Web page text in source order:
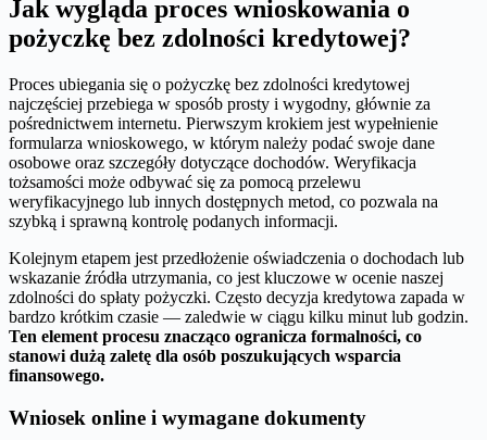
Jak wygląda proces wnioskowania o
pożyczkę bez zdolności kredytowej?
Proces ubiegania się o pożyczkę bez zdolności kredytowej
najczęściej przebiega w sposób prosty i wygodny, głównie za
pośrednictwem internetu. Pierwszym krokiem jest wypełnienie
formularza wnioskowego, w którym należy podać swoje dane
osobowe oraz szczegóły dotyczące dochodów. Weryfikacja
tożsamości może odbywać się za pomocą przelewu
weryfikacyjnego lub innych dostępnych metod, co pozwala na
szybką i sprawną kontrolę podanych informacji.
Kolejnym etapem jest przedłożenie oświadczenia o dochodach lub
wskazanie źródła utrzymania, co jest kluczowe w ocenie naszej
zdolności do spłaty pożyczki. Często decyzja kredytowa zapada w
bardzo krótkim czasie — zaledwie w ciągu kilku minut lub godzin.
Ten element procesu znacząco ogranicza formalności, co
stanowi dużą zaletę dla osób poszukujących wsparcia
finansowego.
Wniosek online i wymagane dokumenty